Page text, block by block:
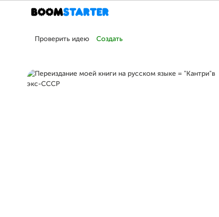
Проверить идею Создать